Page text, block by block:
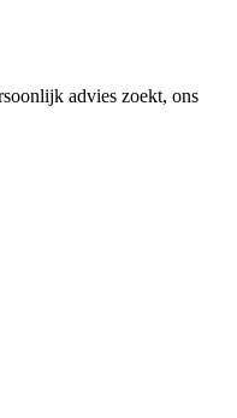
advies zoekt, ons